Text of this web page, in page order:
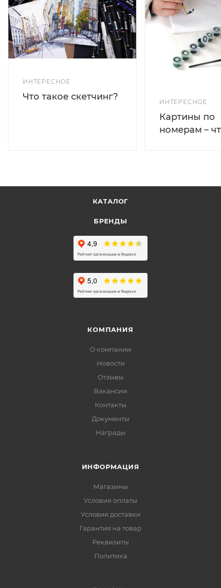
ИНТЕРЕСНОЕ
Что такое скетчинг?
ИНТЕРЕСНОЕ
Картины по
номерам –
КАТАЛОГ
БРЕНДЫ
КОМПАНИЯ
О компании
Новости
Отзывы
Вакансии
Контакты
Документы
Награды
ИНФОРМАЦИЯ
Магазины
Условия оплаты
Условия доставки
Гарантия на товар
Реквизиты
Политика